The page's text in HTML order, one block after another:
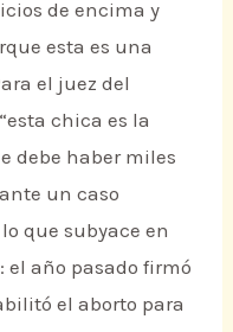
de encima y
esta es una
el juez del
chica es la
debe haber miles
un caso
que subyace en
el año pasado firmó
el aborto para